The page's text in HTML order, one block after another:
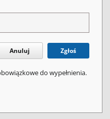
Anuluj Zgłoś
do wypełnienia.